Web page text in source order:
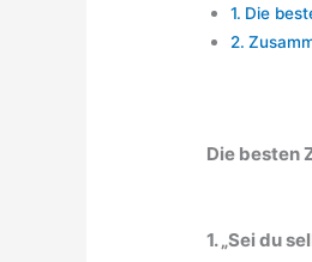
Die
Die besten
1. „Sei du